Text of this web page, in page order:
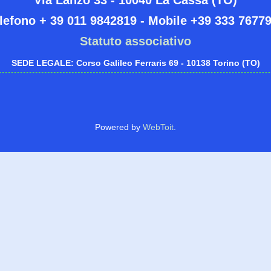
+ 39 011 9842819 - Mobile +39 333
Statuto associativo
SEDE LEGALE: Corso Galileo Ferraris 69 - 10138 Torino (TO)
Powered by WebToit